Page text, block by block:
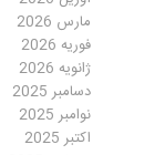
مارس 2026
فوریه 2026
ژانویه 2026
دسامبر 2025
نوامبر 2025
اکتبر 2025